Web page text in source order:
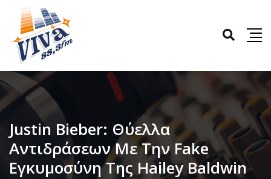
Justin Bieber: Θύελλα
Αντιδράσεων Με Την Fake
Εγκυμοσύνη Της Hailey Baldwin